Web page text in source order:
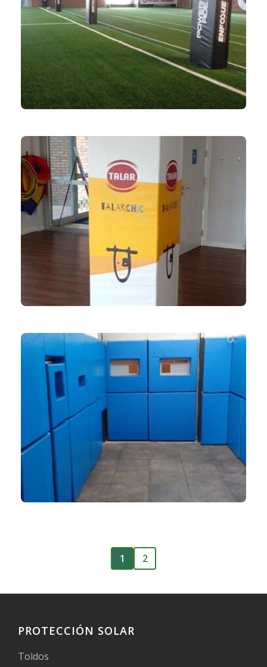
1 2
PROTECCIÓN SOLAR
Toldos